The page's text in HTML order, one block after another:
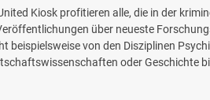
Kiosk profitieren alle, die in der
über neueste
von den Disziplinen
oder Geschichte